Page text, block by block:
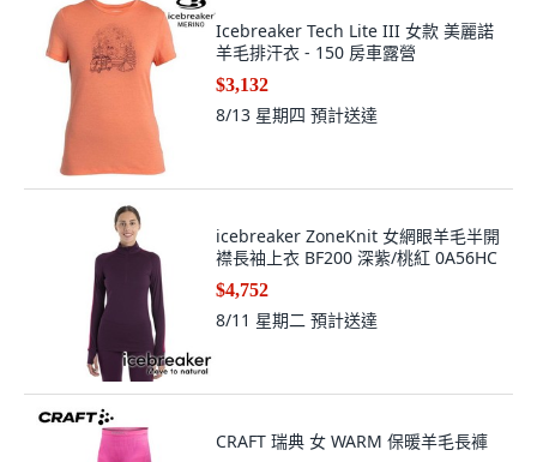
Icebreaker Tech Lite III 女款 美麗諾
羊毛排汗衣 - 150 房車露營
$3,132
8/13 星期四 預計送達
icebreaker ZoneKnit 女網眼羊毛半開
襟長袖上衣 BF200 深紫/桃紅 0A56HC
$4,752
8/11 星期二 預計送達
CRAFT 瑞典 女 WARM 保暖羊毛長褲